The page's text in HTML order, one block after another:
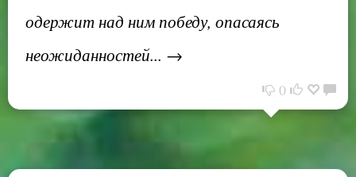
одержит над ним победу, опасаясь
неожиданностей... →
0